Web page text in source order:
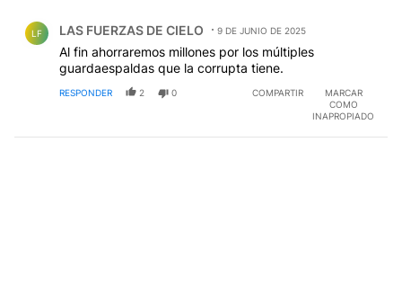
LF LAS FUERZAS DE CIELO 9 DE JUNIO DE 2025
Al fin ahorraremos millones por los múltiples
guardaespaldas que la corrupta tiene.
RESPONDER 2 0 COMPARTIR
MARCAR
COMO
INAPROPIADO